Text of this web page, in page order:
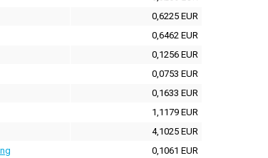
0,6225 EUR
0,6462 EUR
0,1256 EUR
0,0753 EUR
0,1633 EUR
1,1179 EUR
4,1025 EUR
0,1061 EUR